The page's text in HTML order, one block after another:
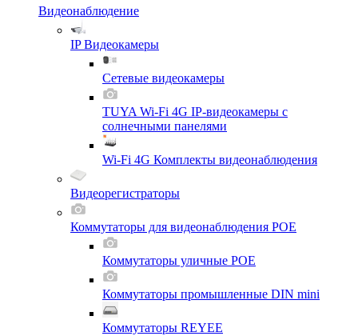
Видеонаблюдение
IP Видеокамеры
Сетевые видеокамеры
TUYA Wi-Fi 4G IP-видеокамеры с
солнечными панелями
Wi-Fi 4G Комплекты видеонаблюдения
Видеорегистраторы
Коммутаторы для видеонаблюдения POE
Коммутаторы уличные POE
Коммутаторы промышленные DIN mini
Коммутаторы REYEE